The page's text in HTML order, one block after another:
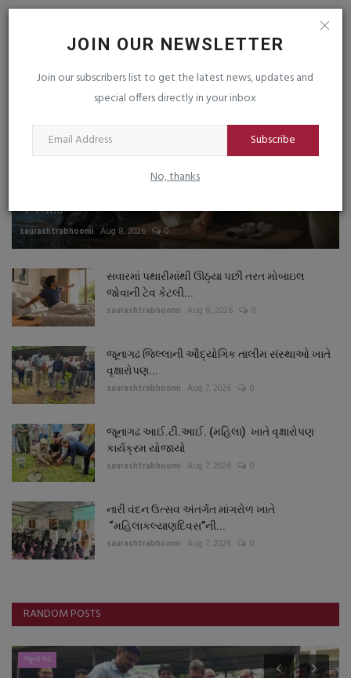
JOIN OUR NEWSLETTER
Join our subscribers list to get the latest news, updates and
special offers directly in your inbox
Subscribe
No, thanks
પગની...
saurashtrabhoomi Aug 8, 2026 0
સવારમાં પથારીમાંથી ઊઠ્યા પછી તરત મોબાઇલ
જોવાની ટેવ કેટલી...
saurashtrabhoomi Aug 8, 2026 0
જૂનાગઢ જિલ્લાની ઔદ્યોગિક તાલીમ સંસ્થાઓ ખાતે
વૃક્ષારોપણ...
saurashtrabhoomi Aug 7, 2026 0
જૂનાગઢ આઈ.ટી.આઈ. (મહિલા) ખાતે વૃક્ષારોપણ
કાર્યક્રમ યોજાયો
saurashtrabhoomi Aug 7, 2026 0
નારી વંદન ઉત્સવ અંતર્ગત માંગરોળ ખાતે
“મહિલાકલ્યાણદિવસ”ની...
saurashtrabhoomi Aug 7, 2026 0
RANDOM POSTS
જુનાગઢ